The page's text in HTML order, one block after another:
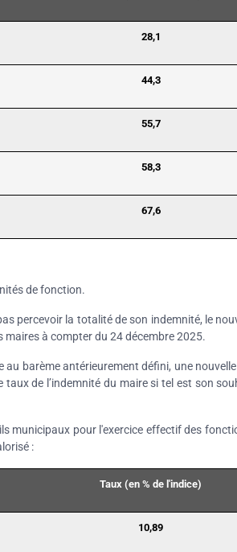
28,1
44,3
55,7
58,3
67,6
de fonction.
percevoir la totalité de son indemnité, le
à compter du 24 décembre 2025.
barème antérieurement défini, une
de l’indemnité du maire si tel est son
municipaux pour l'exercice effectif des
:
Taux (en % de l'indice)
10,89